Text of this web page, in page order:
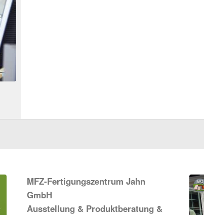
MFZ-Fertigungszentrum Jahn
GmbH
Ausstellung & Produktberatung &